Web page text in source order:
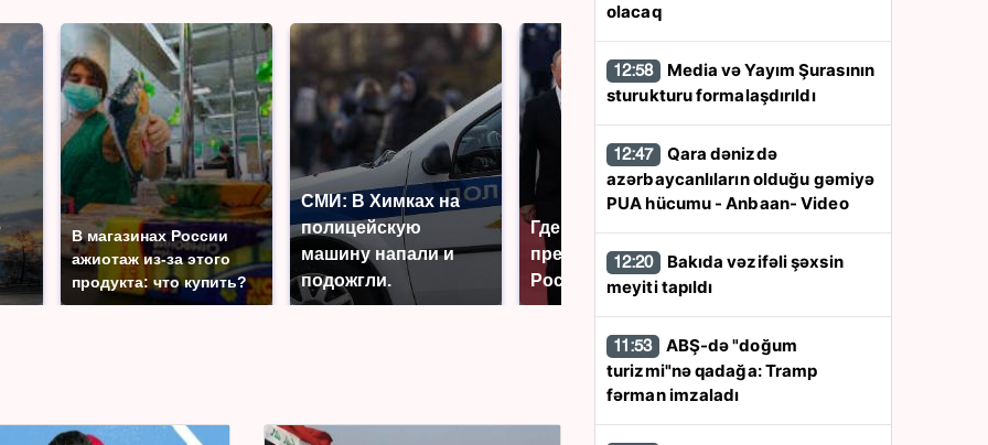
В магазинах России
ажиотаж из-за этого
продукта: что купить?
СМИ: В Химках на
полицейскую
машину напали и
подожгли.
Где будет встреча
президентов США и
России: Европа?
были украдены 18
olacaq
12:58
sturukturu formalaşdırıldı
12:47
azərbaycanlıların olduğu gəmiyə
PUA hücumu - Anbaan- Video
12:20
meyiti tapıldı
11:53
turizmi"nə qadağa: Tramp
fərman imzaladı